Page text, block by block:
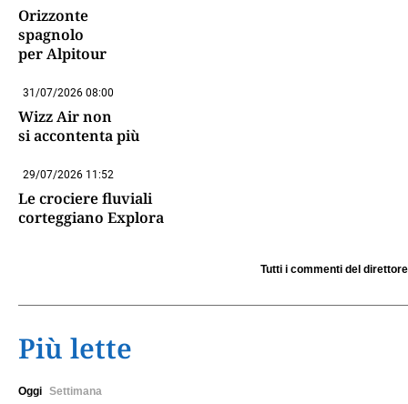
Orizzonte
spagnolo
per Alpitour
31/07/2026 08:00
Wizz Air non
si accontenta più
29/07/2026 11:52
Le crociere fluviali
corteggiano Explora
Tutti i commenti del direttore
Più lette
Oggi Settimana